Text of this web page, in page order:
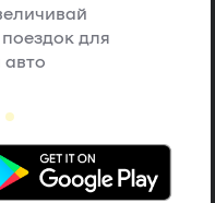
для
авто